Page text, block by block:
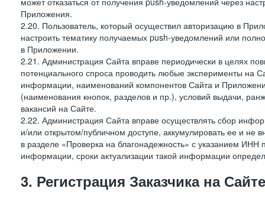
Приложения.
2.20. Пользователь, который осуществил авторизацию в
настроить тематику получаемых push-уведомлений или
в Приложении.
2.21. Администрация Сайта вправе периодически в целях
потенциального спроса проводить любые эксперименты на
информации, наименований компонентов Сайта и
(наименования кнопок, разделов и пр.), условий выдачи,
вакансий на Сайте.
2.22. Администрация Сайта вправе осуществлять сбор
и/или открытом/публичном доступе, аккумулировать ее и не
в разделе «Проверка на благонадежность» с указанием
информации, сроки актуализации такой информации
3. Регистрация Заказчика на Сайте